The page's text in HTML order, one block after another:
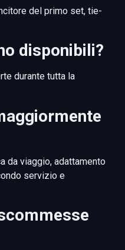
del primo set, tie-
disponibili?
durante tutta la
da viaggio, adattamento
servizio e